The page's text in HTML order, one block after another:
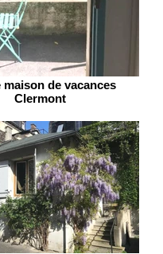
maison de vacances
Clermont